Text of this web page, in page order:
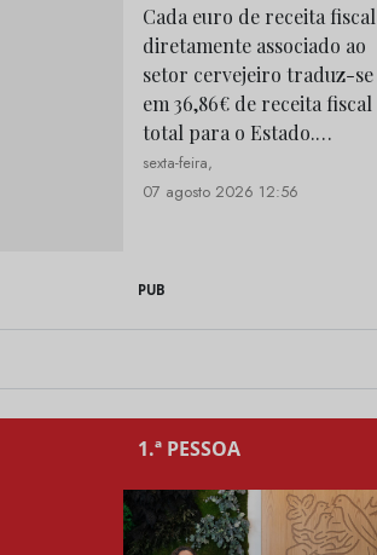
Cada euro de receita fiscal
diretamente associado ao
setor cervejeiro traduz-se
em 36,86€ de receita fiscal
total para o Estado.…
sexta-feira,
07 agosto 2026 12:56
PUB
1.ª PESSOA